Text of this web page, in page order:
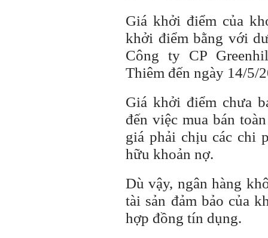
Giá khởi điểm của
khởi điểm bằng với
Công ty CP
Thiêm đến ngày 14/5/
Giá khởi điểm chưa
đến việc mua bán
giá phải chịu các chi
hữu khoản nợ.
Dù vậy, ngân hàng
tài sản đảm bảo của
hợp đồng tín dụng.